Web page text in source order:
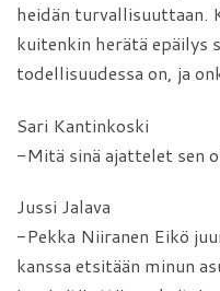
heidän turvallisuuttaan.
kuitenkin herätä
todellisuudessa on, ja
Sari Kantinkoski
-Mitä sinä ajattelet sen
Jussi Jalava
-Pekka Niiranen Eikö
kanssa etsitään minun